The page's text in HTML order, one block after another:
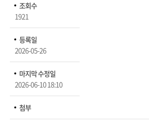
조회수
1921
등록일
2026-05-26
마지막 수정일
2026-06-10 18:10
첨부